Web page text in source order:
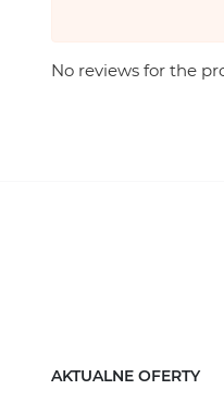
No reviews for the
AKTUALNE OFERTY